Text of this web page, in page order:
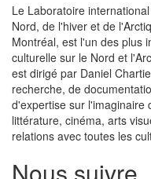
Le Laboratoire
Nord, de l'hiver et de
Montréal, est l'un des plus
culturelle sur le Nord et
est dirigé par Daniel
recherche, de
d'expertise sur l'imaginaire
littérature, cinéma, arts
relations avec toutes les